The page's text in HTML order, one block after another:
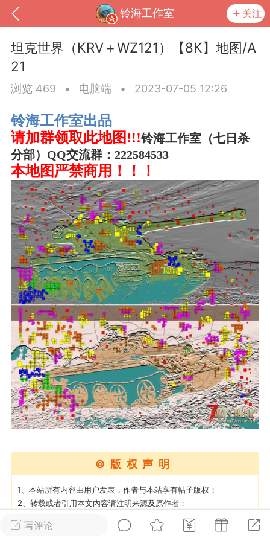
铃海工作室 关注
我的钱包 道具 排行榜
MOD下载 攻略教程 联机招募
大人
Lv.8
02-10 15:45
电脑端 其他&工具
卖挂
禁止发布联机可用的作弊模组，
单机辅助引流私下售卖服务器外挂！
作弊模组的发布规范近期收到一些信息
作弊模组在联机服务器使用,为了维护游
环境，中文网特此发布以下声明，规范
模组的发布行为：1. *...
汉
72 2.22w
大人
Lv.8
写评论
坦克世界（KRV＋WZ121）【8K】地图/A
21
浏览 469 • 电脑端 • 2023-07-05 12:26
铃海工作室出品
请加群领取此地图!!!铃海工作室（七日杀
分部）QQ交流群：222584533
本地图严禁商用！！！
©版权声明
1、本站所有内容由用户发表，作者与本站享有帖子版权；
2、转载或者引用本文内容请注明来源及原作者；
3、如内容侵犯到任何版权，请联系本站将及时予与删除；
4、遇到MOD提取码错误或链接失效，请检查提取码是否复制了空